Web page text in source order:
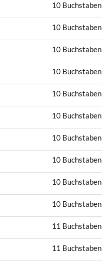
10 Buchstaben
10 Buchstaben
10 Buchstaben
10 Buchstaben
10 Buchstaben
10 Buchstaben
10 Buchstaben
10 Buchstaben
10 Buchstaben
10 Buchstaben
11 Buchstaben
11 Buchstaben